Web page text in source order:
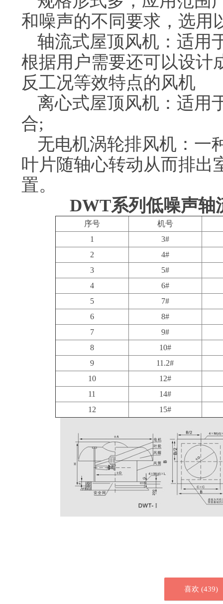
和噪声的不同要求，选用
轴流式屋顶风机：适用
根据用户需要还可以设计
反工况等效特点的风机
离心式屋顶风机：适用
合;
无电机涡轮排风机：一
叶片随轴心转动从而排出
置。
DWT系列低噪声轴
序号
机号
1
3#
2
4#
3
5#
4
6#
5
7#
6
8#
7
9#
8
10#
9
11.2#
10
12#
11
14#
12
15#
喜欢 (439)